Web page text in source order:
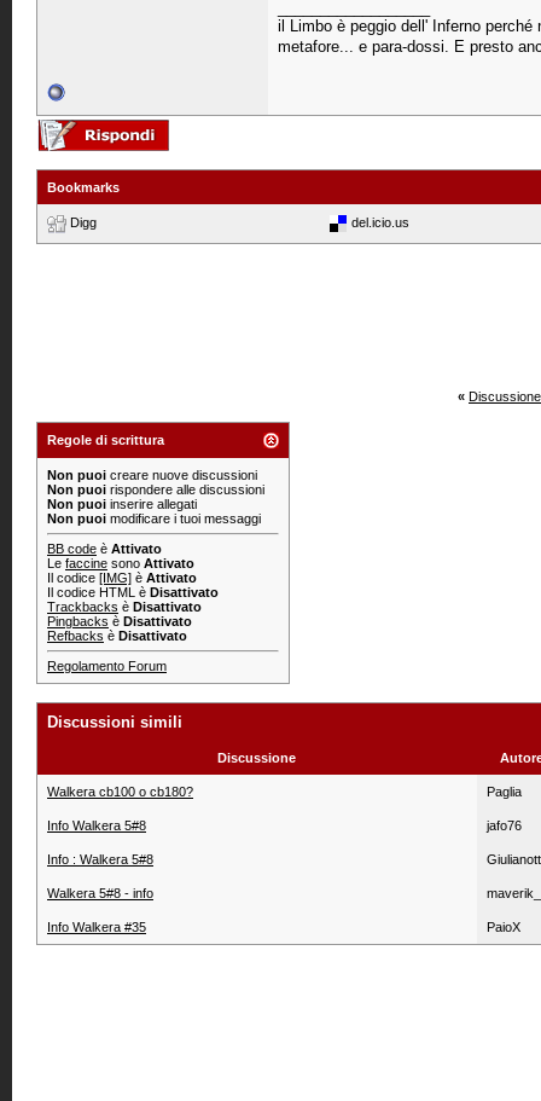
il Limbo è peggio dell' Inferno
metafore... e para-dossi. E presto
Bookmarks
Digg del.icio.us
«
Regole di scrittura
Non puoi creare nuove discussioni
Non puoi rispondere alle discussioni
Non puoi inserire allegati
Non puoi modificare i tuoi messaggi
BB code è Attivato
Le faccine sono Attivato
Il codice [IMG] è Attivato
Il codice HTML è Disattivato
Trackbacks è Disattivato
Pingbacks è Disattivato
Refbacks è Disattivato
Regolamento Forum
Discussioni simili
Discussione
Walkera cb100 o cb180? Paglia
Info Walkera 5#8 jafo76
Info : Walkera 5#8
Walkera 5#8 - info
Info Walkera #35 PaioX